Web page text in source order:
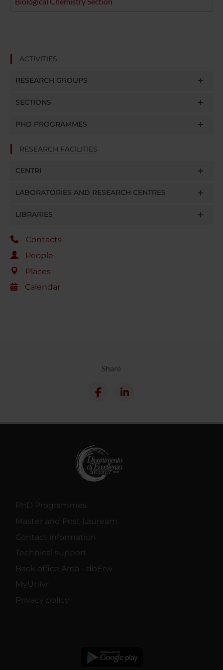
ACTIVITIES
RESEARCH GROUPS
SECTIONS
PHD PROGRAMMES
RESEARCH FACILITIES
CENTRI
LABORATORIES AND RESEARCH CENTRES
LIBRARIES
Contacts
People
Places
Calendar
Share
PhD Programmes
Master and Post Lauream
Contact information
Technical support
Back office Area - dbErw
MyUnivr
Privacy policy